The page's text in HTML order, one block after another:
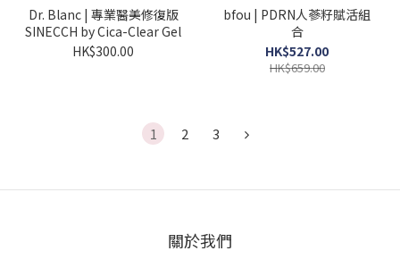
Dr. Blanc | 專業醫美修復版
SINECCH by Cica-Clear Gel
HK$300.00
bfou | PDRN人蔘籽賦活組
合
HK$527.00
HK$659.00
1 2 3
關於我們